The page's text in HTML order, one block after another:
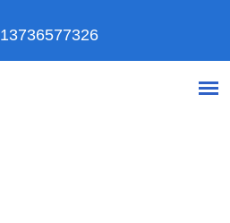
13736577326